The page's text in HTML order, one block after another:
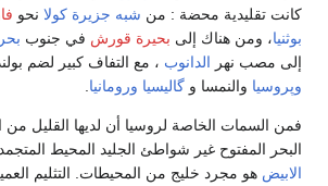
كانت تقليدية محضة : من شبه جزيرة كولا نحو
بوثنيا، ومن هناك إلى بحيرة قورش في جنوب
إلى مصب نهر الدانوب ، مع التفاف كبير لضم
وپروسيا والنمسا و گاليسيا ورومانيا
فمن السمات الخاصة لروسيا أن لديها القليل من
البحر المفتوح غير شواطئ الجليد المحيط
الابيض هو مجرد خليج من المحيطات. التثليم